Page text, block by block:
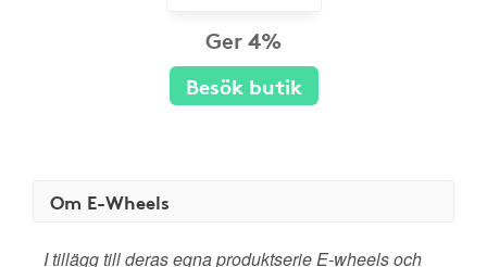
Ger 4%
Besök butik
Om E-Wheels
I tillägg till deras egna produktserie E-wheels och